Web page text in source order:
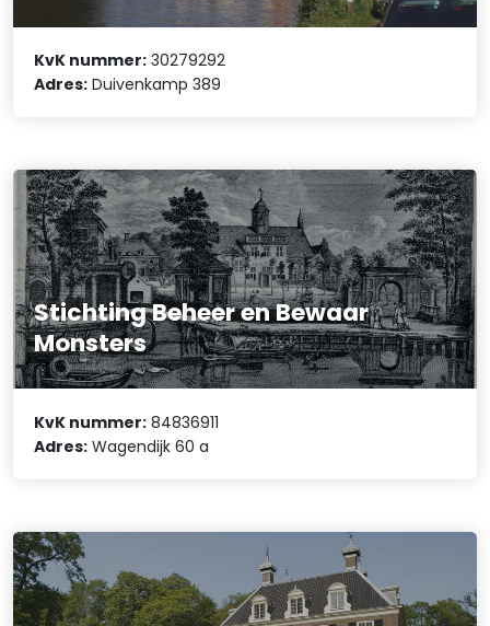
KvK nummer: 30279292
Adres: Duivenkamp 389
Stichting Beheer en Bewaar
Monsters
KvK nummer: 84836911
Adres: Wagendijk 60 a